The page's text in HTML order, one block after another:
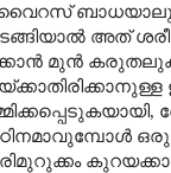
വൈറസ്
അത്
മുൻ
,
ഒരു